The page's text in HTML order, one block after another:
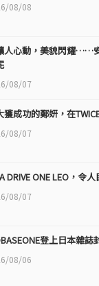
08/08
人心動，美貌閃耀……
08/07
獲成功的鄭妍，在
08/07
DRIVE ONE LEO，令
08/07
登上日本雜
08/06